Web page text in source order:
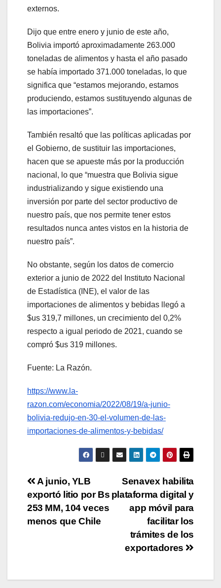
externos.
Dijo que entre enero y junio de este año,
Bolivia importó aproximadamente 263.000
toneladas de alimentos y hasta el año pasado
se había importado 371.000 toneladas, lo que
significa que “estamos mejorando, estamos
produciendo, estamos sustituyendo algunas de
las importaciones”.
También resaltó que las políticas aplicadas por
el Gobierno, de sustituir las importaciones,
hacen que se apueste más por la producción
nacional, lo que “muestra que Bolivia sigue
industrializando y sigue existiendo una
inversión por parte del sector productivo de
nuestro país, que nos permite tener estos
resultados nunca antes vistos en la historia de
nuestro país”.
No obstante, según los datos de comercio
exterior a junio de 2022 del Instituto Nacional
de Estadística (INE), el valor de las
importaciones de alimentos y bebidas llegó a
$us 319,7 millones, un crecimiento del 0,2%
respecto a igual periodo de 2021, cuando se
compró $us 319 millones.
Fuente: La Razón.
https://www.la-
razon.com/economia/2022/08/19/a-junio-
bolivia-redujo-en-30-el-volumen-de-las-
importaciones-de-alimentos-y-bebidas/
Senavex habilita
plataforma digital y
app móvil para
facilitar los
trámites de los
exportadores
A junio, YLB
exportó litio por Bs
253 MM, 104 veces
menos que Chile